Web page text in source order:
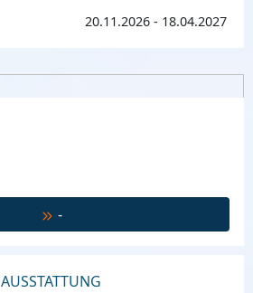
20.11.2026 - 18.04.2027
-
AUSSTATTUNG